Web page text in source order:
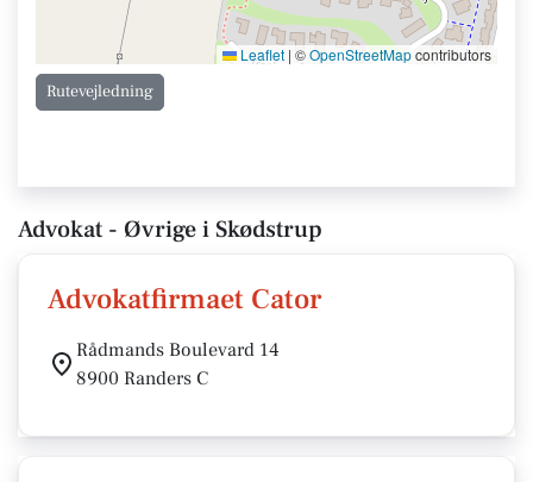
Leaflet | ©OpenStreetMapcontributors
Rutevejledning
Advokat - Øvrige i Skødstrup
Advokatfirmaet Cator
Rådmands Boulevard 14
8900 Randers C